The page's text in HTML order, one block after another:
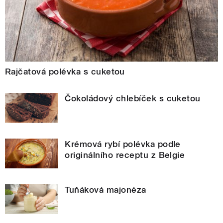
Rajčatová polévka s cuketou
Čokoládový chlebíček s cuketou
Krémová rybí polévka podle
originálního receptu z Belgie
Tuňáková majonéza